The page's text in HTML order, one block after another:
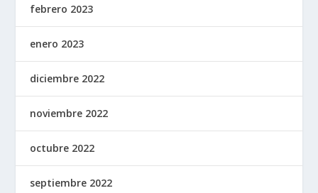
febrero 2023
enero 2023
diciembre 2022
noviembre 2022
octubre 2022
septiembre 2022